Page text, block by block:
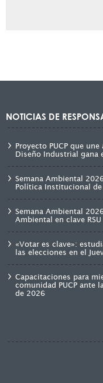
NOTICIAS DE
Proyecto PUCP que
Diseño Industrial gana
Semana Ambiental
Política Institucional
Semana Ambiental
Ambiental en clave RSU
«Votar es clave»:
las elecciones en el
Capacitaciones para
comunidad PUCP ante
de 2026